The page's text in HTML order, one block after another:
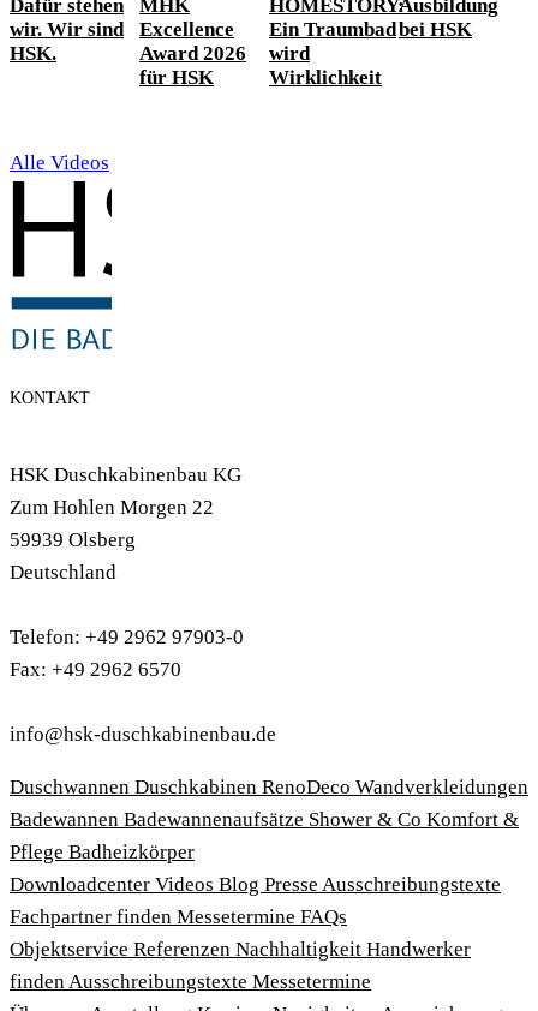
Dafür stehen
wir. Wir sind
HSK.
MHK
Excellence
Award 2026
für HSK
HOMESTORY:
Ein Traumbad
wird
Wirklichkeit
Ausbildung
bei HSK
Alle Videos
KONTAKT
HSK Duschkabinenbau KG
Zum Hohlen Morgen 22
59939 Olsberg
Deutschland
Telefon: +49 2962 97903-0
Fax: +49 2962 6570
info@hsk-duschkabinenbau.de
Duschwannen Duschkabinen RenoDeco Wandverkleidungen
Badewannen Badewannenaufsätze Shower & Co Komfort &
Pflege Badheizkörper
Download­center Videos Blog Presse Ausschreibungstexte
Fachpartner finden Messetermine FAQs
Objektservice Referenzen Nachhaltigkeit Handwerker
findenAusschreibungstexte Messetermine